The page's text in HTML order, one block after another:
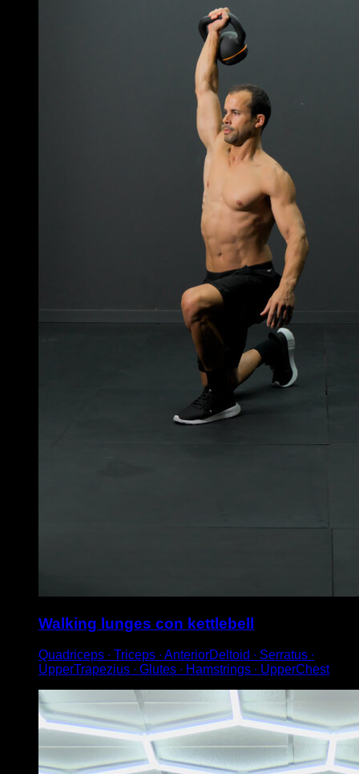
Walking lunges con kettlebell
Quadriceps ∙ Triceps ∙ AnteriorDeltoid ∙ Serratus ∙
UpperTrapezius ∙ Glutes ∙ Hamstrings ∙ UpperChest